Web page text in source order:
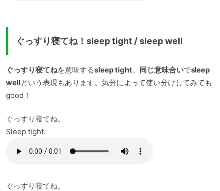
ぐっすり寝てね！sleep tight / sleep well
ぐっすり寝てねを意味するsleep tight。 同じ意味合いでsleep
wellという表現もあります。気分によって使い分けしてみても
good！
ぐっすり寝てね。
Sleep tight.
ぐっすり寝てね。